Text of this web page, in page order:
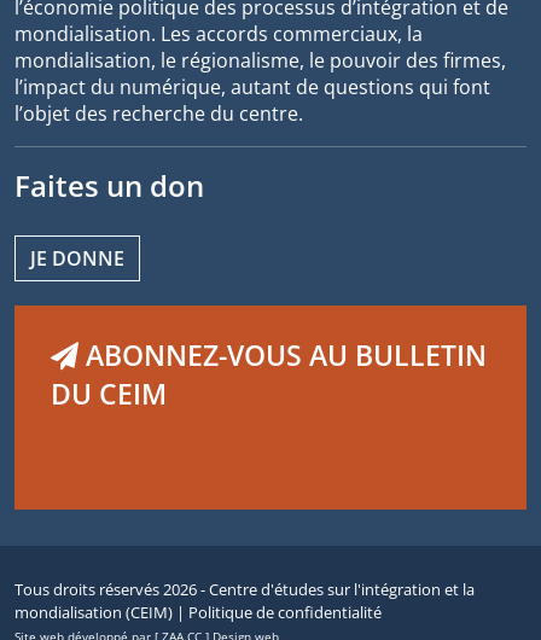
l’économie politique des processus d’intégration et de
mondialisation. Les accords commerciaux, la
mondialisation, le régionalisme, le pouvoir des firmes,
l’impact du numérique, autant de questions qui font
l’objet des recherche du centre.
Faites un don
JE DONNE
ABONNEZ-VOUS AU BULLETIN
DU CEIM
Tous droits réservés 2026 - Centre d'études sur l'intégration et la
mondialisation (CEIM) | Politique de confidentialité
Site web développé par [ ZAA.CC ] Design web